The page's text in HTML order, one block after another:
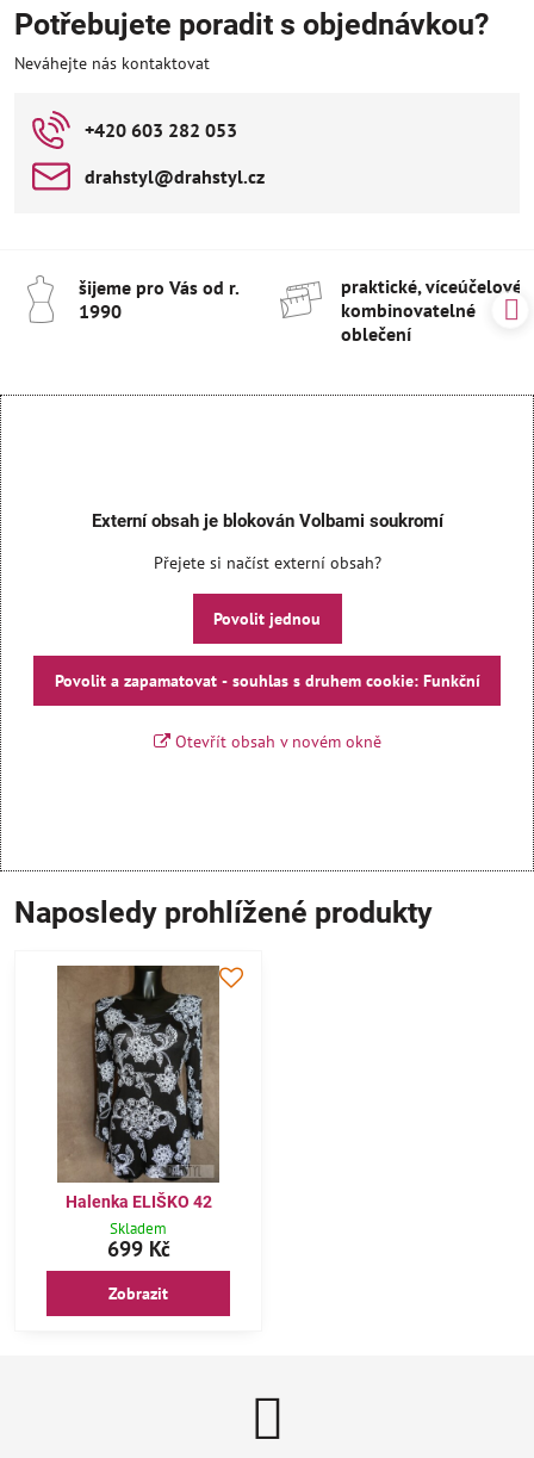
Potřebujete poradit s objednávkou?
Neváhejte nás kontaktovat
+420 603 282 053
drahstyl​@drahstyl​.cz
šijeme pro Vás od r​.
1990
praktické, víceúčelové
kombinovatelné
oblečení
Externí obsah je blokován Volbami soukromí
Přejete si načíst externí obsah?
Povolit jednou
Povolit a zapamatovat - souhlas s druhem cookie: Funkční
Otevřít obsah v novém okně
Naposledy prohlížené produkty
Halenka ELIŠKO 42
Skladem
699 Kč
Zobrazit